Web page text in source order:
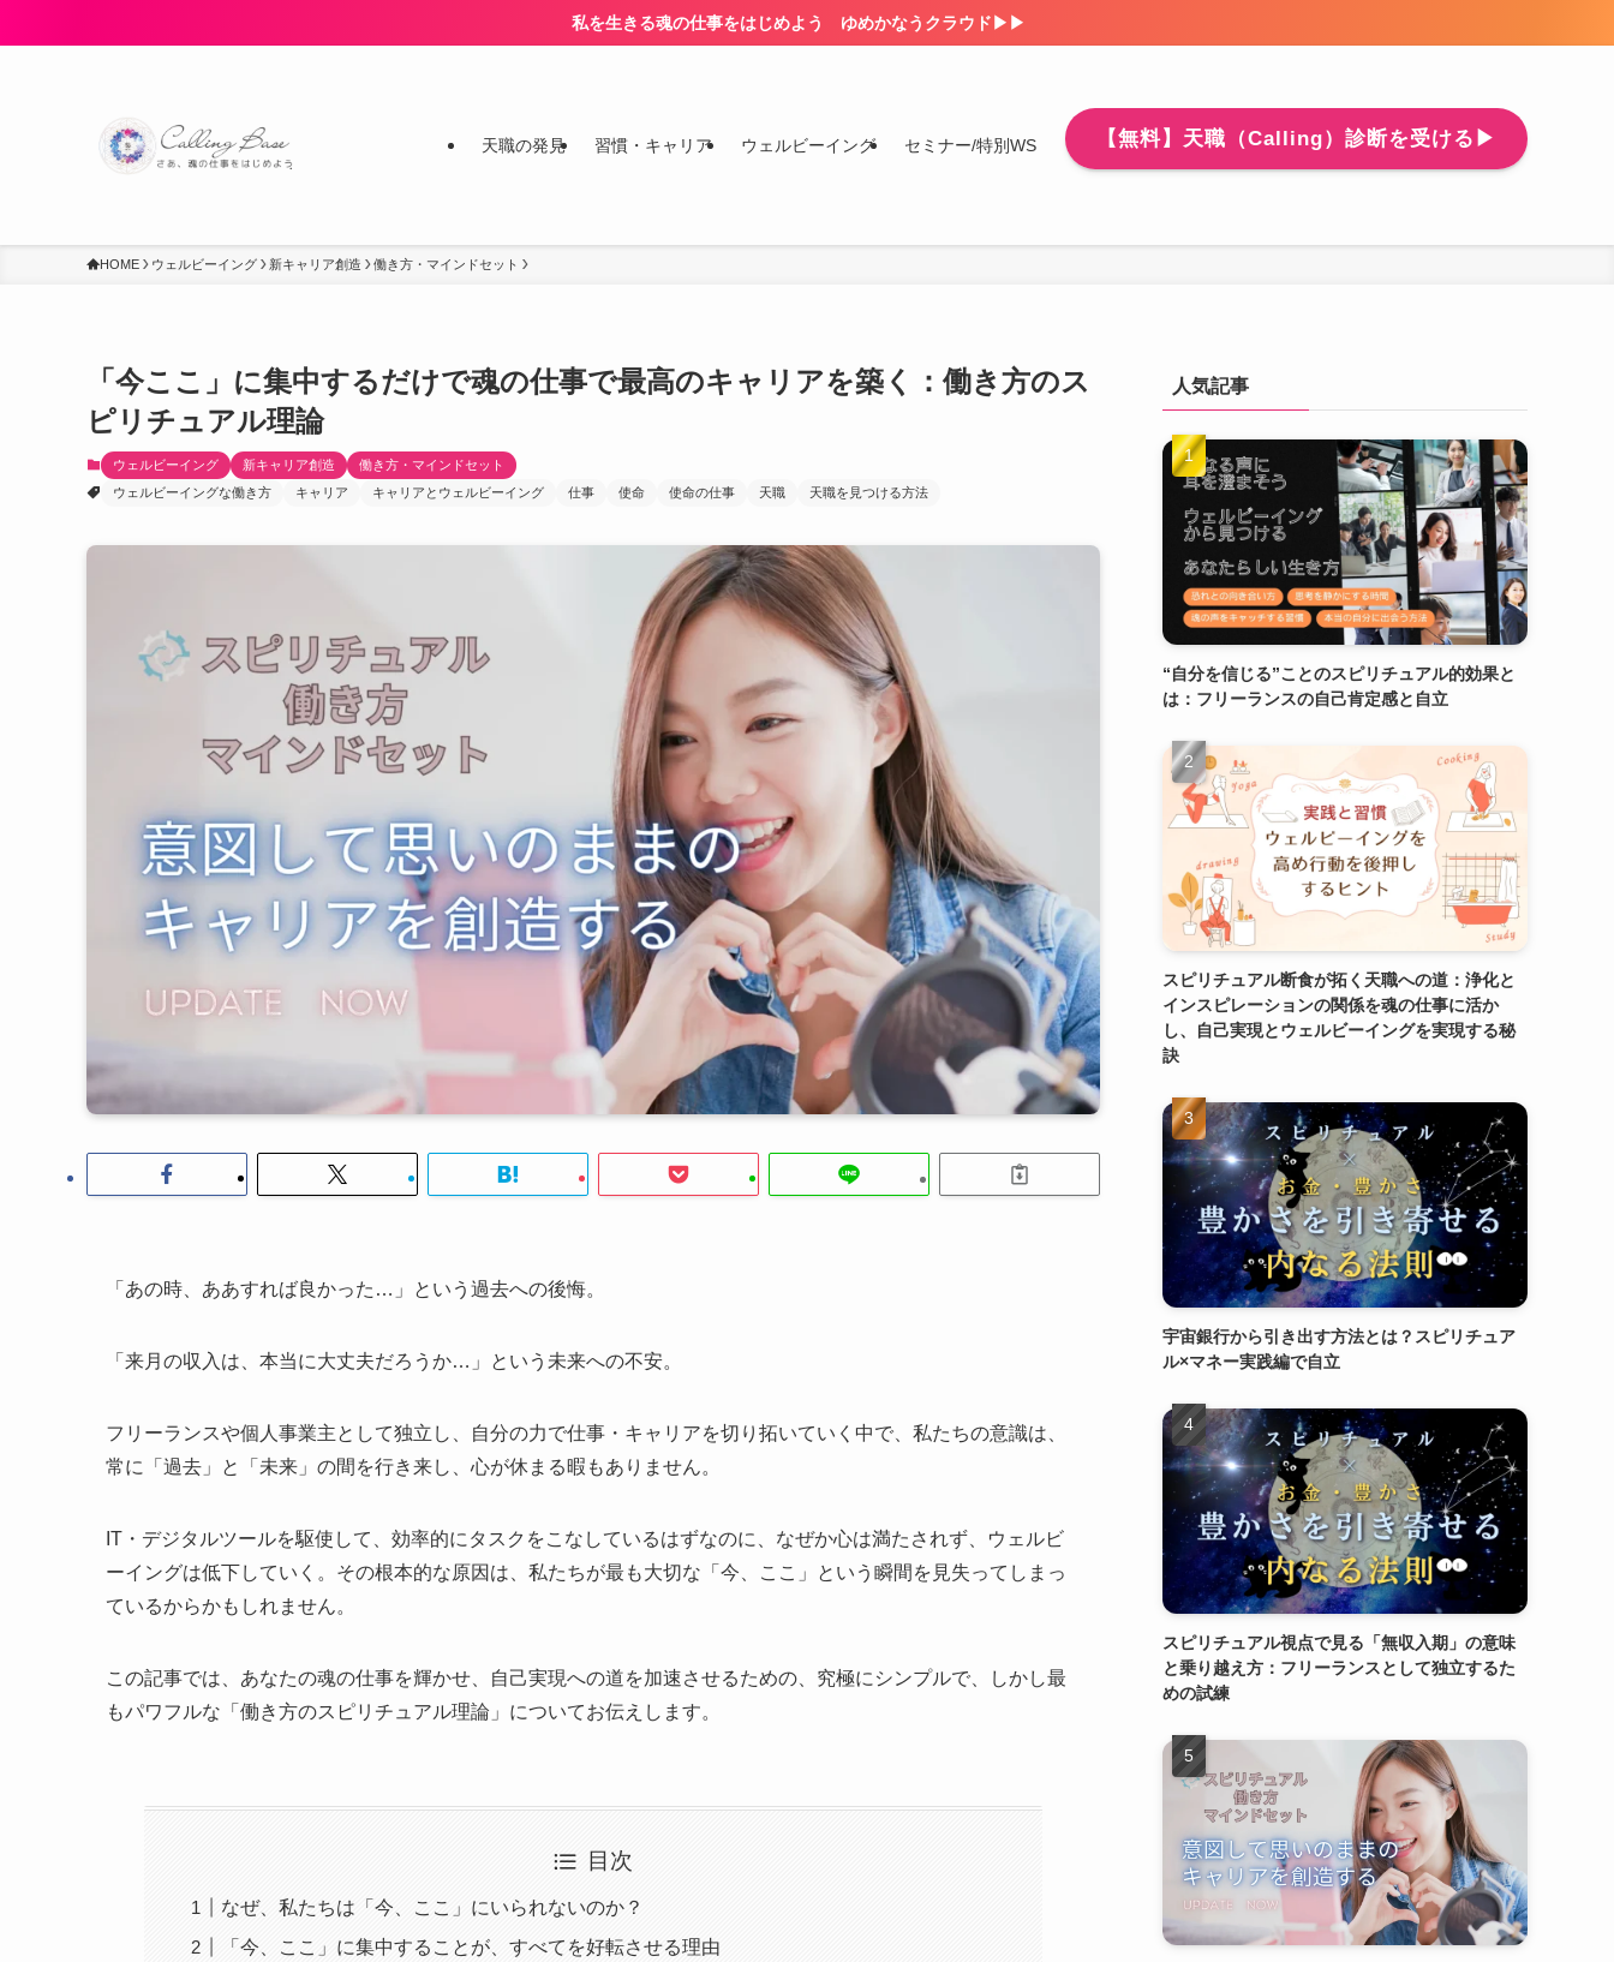
私を生きる魂の仕事をはじめよう ゆめかなうクラウド▶▶
天職の発見 習慣・キャリア ウェルビーイング セミナー/特別WS 【無料】天職（Calling）診断を受ける▶
HOME ウェルビーイング 新キャリア創造 働き方・マインドセット
「今ここ」に集中するだけで魂の仕事で最高のキャリアを築く：働き方のス
ピリチュアル理論
ウェルビーイング 新キャリア創造
働き方・マインドセット
ウェルビーイングな働き方
キャリア キャリアとウェルビーイング 仕事 使命 使命の仕事 天職 天職を見つける方法
「あの時、ああすれば良かった…」という過去への後悔。
「来月の収入は、本当に大丈夫だろうか…」という未来への不安。
フリーランスや個人事業主として独立し、自分の力で仕事・キャリアを切り拓いていく中で、私たちの意識は、
常に「過去」と「未来」の間を行き来し、心が休まる暇もありません。
IT・デジタルツールを駆使して、効率的にタスクをこなしているはずなのに、なぜか心は満たされず、ウェルビ
ーイングは低下していく。その根本的な原因は、私たちが最も大切な「今、ここ」という瞬間を見失ってしまっ
ているからかもしれません。
この記事では、あなたの魂の仕事を輝かせ、自己実現への道を加速させるための、究極にシンプルで、しかし最
もパワフルな「働き方のスピリチュアル理論」についてお伝えします。
目次
なぜ、私たちは「今、ここ」にいられないのか？
「今、ここ」に集中することが、すべてを好転させる理由
人気記事
“自分を信じる”ことのスピリチュアル的効果と
は：フリーランスの自己肯定感と自立
スピリチュアル断食が拓く天職への道：浄化と
インスピレーションの関係を魂の仕事に活か
し、自己実現とウェルビーイングを実現する秘
訣
宇宙銀行から引き出す方法とは？スピリチュア
ル×マネー実践編で自立
スピリチュアル視点で見る「無収入期」の意味
と乗り越え方：フリーランスとして独立するた
めの試練